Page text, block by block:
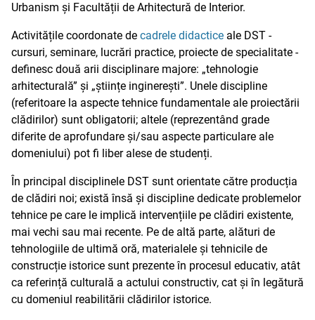
Urbanism și Facultății de Arhitectură de Interior.
Activitățile coordonate de cadrele didactice ale DST -
cursuri, seminare, lucrări practice, proiecte de specialitate -
definesc două arii disciplinare majore: „tehnologie
arhitecturală” și „științe inginerești”. Unele discipline
(referitoare la aspecte tehnice fundamentale ale proiectării
clădirilor) sunt obligatorii; altele (reprezentând grade
diferite de aprofundare și/sau aspecte particulare ale
domeniului) pot fi liber alese de studenți.
În principal disciplinele DST sunt orientate către producția
de clădiri noi; există însă și discipline dedicate problemelor
tehnice pe care le implică intervențiile pe clădiri existente,
mai vechi sau mai recente. Pe de altă parte, alături de
tehnologiile de ultimă oră, materialele și tehnicile de
construcție istorice sunt prezente în procesul educativ, atât
ca referință culturală a actului constructiv, cat și în legătură
cu domeniul reabilitării clădirilor istorice.